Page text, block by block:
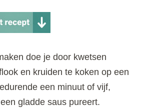
doe je door kwetsen
en kruiden te koken op een
een minuut of vijf,
gladde saus pureert.